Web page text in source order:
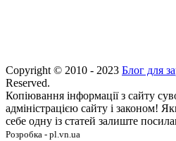
Copyright © 2010 - 2023 Блог для
Reserved.
Копіювання інформації з сайту
адміністрацією сайту і законом!
себе одну із статей залиште
Розробка - pl.vn.ua